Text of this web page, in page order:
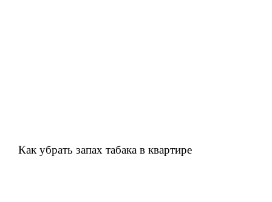
Как убрать запах табака в квартире